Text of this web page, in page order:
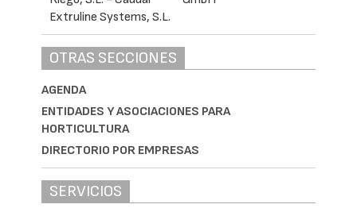
OTRAS SECCIONES
AGENDA
ENTIDADES Y ASOCIACIONES PARA
HORTICULTURA
DIRECTORIO POR EMPRESAS
SERVICIOS